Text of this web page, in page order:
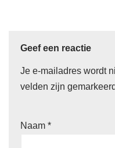
Geef een reactie
Je e-mailadres wordt
velden zijn
Naam *